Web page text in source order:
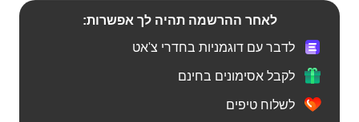
לאחר ההרשמה תהיה לך אפשרות:
לדבר עם דוגמניות בחדרי צ'אט
לקבל אסימונים בחינם
לשלוח טיפים